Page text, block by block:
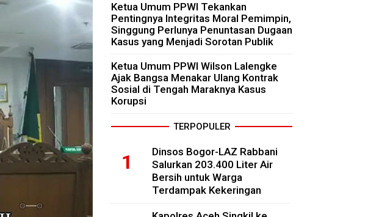
Ketua Umum PPWI Tekankan
Pentingnya Integritas Moral Pemimpin,
Singgung Perlunya Penuntasan Dugaan
Kasus yang Menjadi Sorotan Publik
Ketua Umum PPWI Wilson Lalengke
Ajak Bangsa Menakar Ulang Kontrak
Sosial di Tengah Maraknya Kasus
Korupsi
TERPOPULER
Dinsos Bogor-LAZ Rabbani
Salurkan 203.400 Liter Air
Bersih untuk Warga
Terdampak Kekeringan